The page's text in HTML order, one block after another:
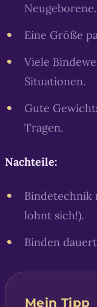
Neugeborene.
Eine Größe
Viele
Situationen.
Gute
Tragen.
Nachteile:
Bindetechnik
lohnt sich!).
Binden
Mein Tipp